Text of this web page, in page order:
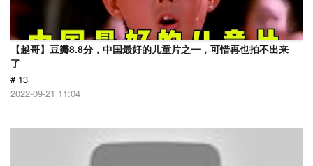
【越哥】豆瓣8.8分，中国最好的儿童片之一，可惜再也拍不出来
了
# 13
2022-09-21 11:04